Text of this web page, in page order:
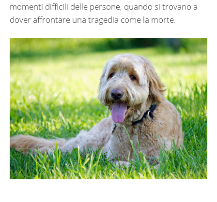
momenti difficili delle persone, quando si trovano a
dover affrontare una tragedia come la morte.